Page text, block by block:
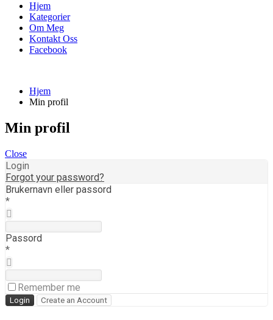
Hjem
Kategorier
Om Meg
Kontakt Oss
Facebook
Hjem
Min profil
Min profil
Close
Login
Forgot your password?
Brukernavn eller passord
*
Passord
*
Remember me